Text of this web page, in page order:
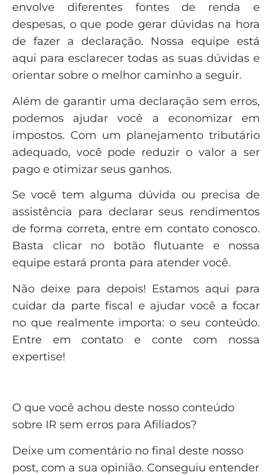
envolve diferentes fontes de renda e
despesas, o que pode gerar dúvidas na hora
de fazer a declaração. Nossa equipe está
aqui para esclarecer todas as suas dúvidas e
orientar sobre o melhor caminho a seguir.
Além de garantir uma declaração sem erros,
podemos ajudar você a economizar em
impostos. Com um planejamento tributário
adequado, você pode reduzir o valor a ser
pago e otimizar seus ganhos.
Se você tem alguma dúvida ou precisa de
assistência para declarar seus rendimentos
de forma correta, entre em contato conosco.
Basta clicar no botão flutuante e nossa
equipe estará pronta para atender você.
Não deixe para depois! Estamos aqui para
cuidar da parte fiscal e ajudar você a focar
no que realmente importa: o seu conteúdo.
Entre em contato e conte com nossa
expertise!
O que você achou deste nosso conteúdo
sobre IR sem erros para Afiliados?
Deixe um comentário no final deste nosso
post, com a sua opinião. Conseguiu entender